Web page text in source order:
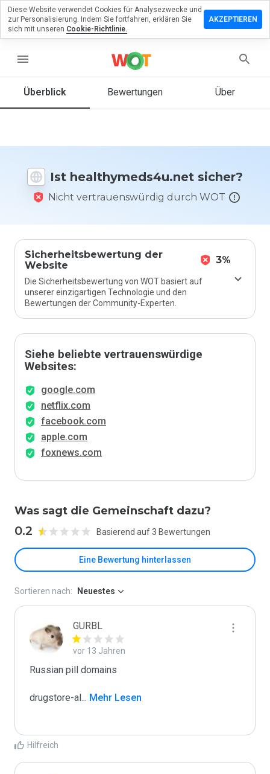
menu
Überblick Bewertungen Über
Ist healthymeds4u.net sicher?
Nicht vertrauenswürdig durch WOT
Sicherheitsbewertung der
Website
3%
Die Sicherheitsbewertung von WOT basiert auf
unserer einzigartigen Technologie und den
Bewertungen der Community-Experten.
Siehe beliebte vertrauenswürdige
Websites:
google.com
netflix.com
facebook.com
apple.com
foxnews.com
Was sagt die Gemeinschaft dazu?
0.2 Basierend auf 3 Bewertungen
Eine Bewertung hinterlassen
Sie
zu
Wie
Website
Skala von
1 bis 5
bewerten?
Sortieren nach: Neuestes
GURBL
vor 13 Jahren
Russian pill domains
drugstore-al... Mehr Lesen
Hilfreich
Diese Website verwendet Cookies für Analysezwecke und
zur Personalisierung. Indem Sie fortfahren, erklären Sie
sich mit unseren Cookie-Richtlinie.
AKZEPTIEREN